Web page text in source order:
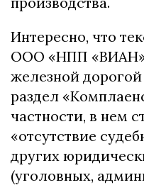
Интересно, что
ООО «НПП «ВИАН»
железной
раздел
частности, в нем
«отсутствие
других
(уголовных,